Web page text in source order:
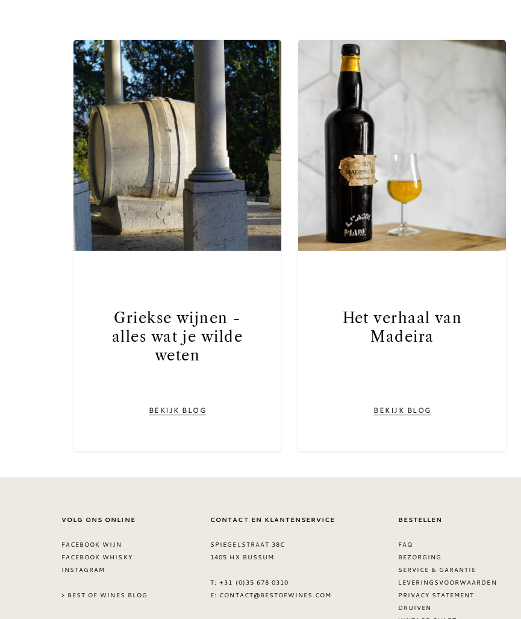
Griekse wijnen -
alles wat je wilde
weten
BEKIJK BLOG
Het verhaal van
Madeira
BEKIJK BLOG
VOLG ONS ONLINE
FACEBOOK WIJN
FACEBOOK WHISKY
INSTAGRAM
> BEST OF WINES BLOG
CONTACT EN KLANTENSERVICE
SPIEGELSTRAAT 38C
1405 HX BUSSUM
T: +31 (0)35 678 0310
E: CONTACT@BESTOFWINES.COM
BESTELLEN
FAQ
BEZORGING
SERVICE & GARANTIE
LEVERINGSVOORWAARDEN
PRIVACY STATEMENT
DRUIVEN